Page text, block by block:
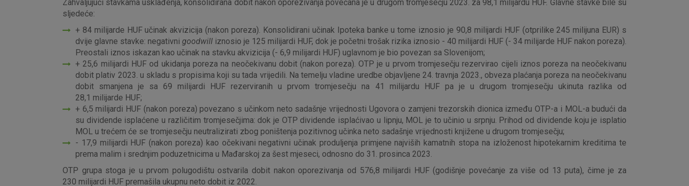
Zahvaljujući stavkama usklađenja, konsolidirana dobit nakon oporezivanja povećana je u drugom tromjesečju 2023. za 98,1 milijardu HUF. Glavne stavke bile su
sljedeće:
+ 84 milijarde HUF učinak akvizicija (nakon poreza). Konsolidirani učinak Ipoteka banke u tome iznosio je 90,8 milijardi HUF (otprilike 245 milijuna EUR) s
dvije glavne stavke: negativni goodwill iznosio je 125 milijardi HUF, dok je početni trošak rizika iznosio - 40 milijardi HUF (- 34 milijarde HUF nakon poreza).
Preostali iznos iskazan kao učinak na stavku akvizicija (- 6,9 milijardi HUF) uglavnom je bio povezan sa Slovenijom;
+ 25,6 milijardi HUF od ukidanja poreza na neočekivanu dobit (nakon poreza). OTP je u prvom tromjesečju rezervirao cijeli iznos poreza na neočekivanu
dobit plativ 2023. u skladu s propisima koji su tada vrijedili. Na temelju vladine uredbe objavljene 24. travnja 2023., obveza plaćanja poreza na neočekivanu
dobit smanjena je sa 69 milijardi HUF rezerviranih u prvom tromjesečju na 41 milijardu HUF pa je u drugom tromjesečju ukinuta razlika od
28,1 milijarde HUF;
+ 6,5 milijardi HUF (nakon poreza) povezano s učinkom neto sadašnje vrijednosti Ugovora o zamjeni trezorskih dionica između OTP-a i MOL-a budući da
su dividende isplaćene u različitim tromjesečjima: dok je OTP dividende isplaćivao u lipnju, MOL je to učinio u srpnju. Prihod od dividende koju je isplatio
MOL u trećem će se tromjesečju neutralizirati zbog poništenja pozitivnog učinka neto sadašnje vrijednosti knjižene u drugom tromjesečju;
- 17,9 milijardi HUF (nakon poreza) kao očekivani negativni učinak produljenja primjene najviših kamatnih stopa na izloženost hipotekarnim kreditima te
prema malim i srednjim poduzetnicima u Mađarskoj za šest mjeseci, odnosno do 31. prosinca 2023.
OTP grupa stoga je u prvom polugodištu ostvarila dobit nakon oporezivanja od 576,8 milijardi HUF (godišnje povećanje za više od 13 puta), čime je za
230 milijardi HUF premašila ukupnu neto dobit iz 2022.